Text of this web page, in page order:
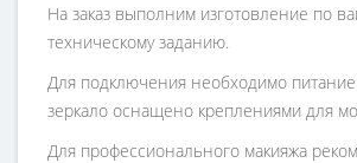
На заказ выполним изготовление по
техническому заданию.
Для подключения необходимо
зеркало оснащено креплениями для
Для профессионального макияжа